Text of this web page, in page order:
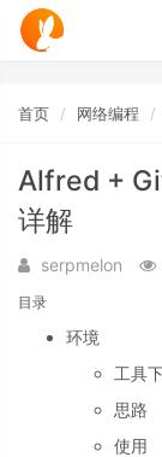
首页 网络编程
Alfred +
详解
serpmelon
目录
环境
工具
思路
使用